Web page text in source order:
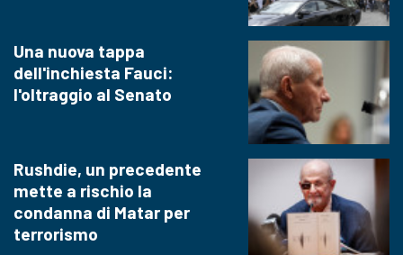
Una nuova tappa
dell'inchiesta Fauci:
l'oltraggio al Senato
Rushdie, un precedente
mette a rischio la
condanna di Matar per
terrorismo